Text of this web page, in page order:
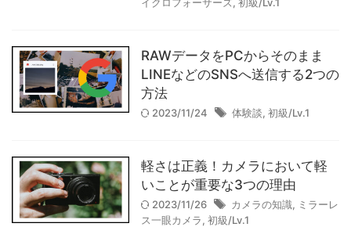
【高原】人生で一度は見たい、
長野の絶景旅｜長門・霧ヶ峰・
【作例】voigtlander(フォクト
レンダー) NOKTON classic
RAWデータをPCからそのまま
LINEなどのSNSへ送信する2つの
方法
2023/11/24 体験談, 初級/Lv.1
軽さは正義！カメラにおいて軽
いことが重要な3つの理由
2023/11/26 カメラの知識, ミラーレ
ス一眼カメラ, 初級/Lv.1